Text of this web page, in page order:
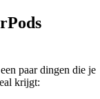
paar dingen die je
krijgt: